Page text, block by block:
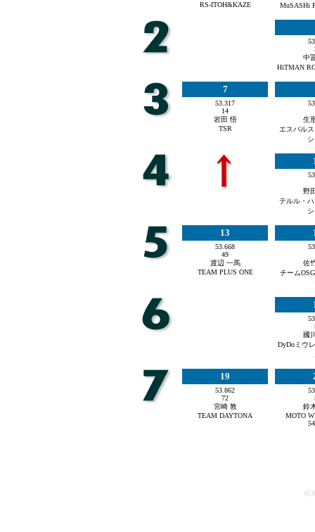
RS-ITOH&KAZE
MuSASHi
中
HiTMAN
7
53.317
14
岩田 悟
TSR
生
エスパル
野
テルル・
13
53.668
49
渡辺 一馬
TEAM PLUS ONE
佐
チーム
國
DyDoミウ
19
53.862
72
宮崎 敦
TEAM DAYTONA
鈴
MOTO